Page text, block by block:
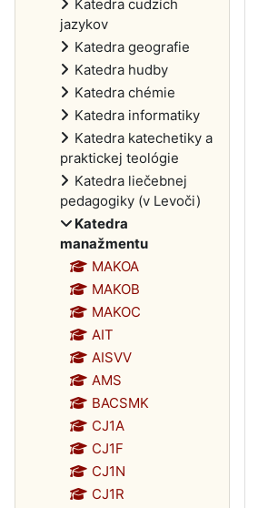
Katedra cudzích
jazykov
Katedra geografie
Katedra hudby
Katedra chémie
Katedra informatiky
Katedra katechetiky a
praktickej teológie
Katedra liečebnej
pedagogiky (v Levoči)
Katedra
manažmentu
MAKOA
MAKOB
MAKOC
AIT
AISVV
AMS
BACSMK
CJ1A
CJ1F
CJ1N
CJ1R